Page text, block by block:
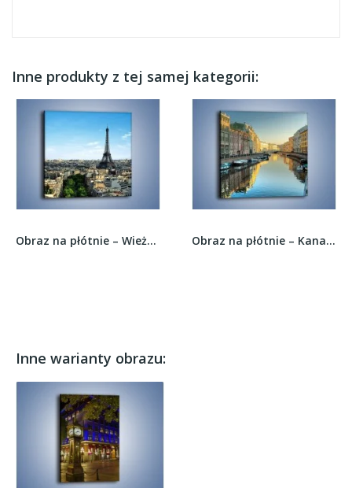
Inne produkty z tej samej kategorii:
Obraz na płótnie – Wieża Eiffla w Paryżu –... Obraz na płótnie – Kanał wodny w St....
Inne warianty obrazu: